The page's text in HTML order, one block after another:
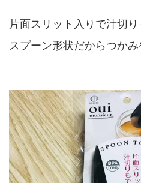
片面スリット入りで汁切
スプーン形状だからつかみ